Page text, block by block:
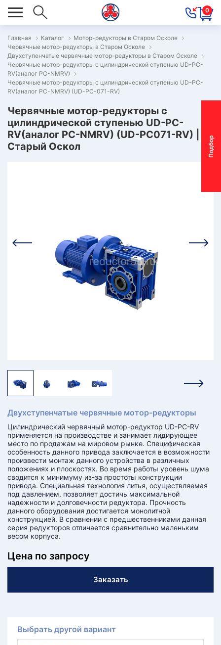
0
П
о
д
б
о
р
м
о
т
о
р
-
р
е
д
у
к
т
о
р
Главная Каталог
Мотор-редукторы в Старом Осколе
Червячные мотор-редукторы в Старом Осколе
Двухступенчатые червячные мотор-редукторы в Старом Осколе
Червячные мотор-редукторы с цилиндрической ступенью UD-PC-
RV(аналог PC-NMRV)
Червячные мотор-редукторы с цилиндрической ступенью UD-PC-
RV(аналог PC-NMRV) (UD-PC-071-RV)
Червячные мотор-редукторы с
цилиндрической ступенью UD-PC-
RV(аналог PC-NMRV) (UD-PC071-RV) |
Старый Оскол
Двухступенчатые червячные мотор-редукторы
Цилиндрический червячный мотор-редуктор UD-PC-RV
применяется на производстве и занимает лидирующее
место по продажам на мировом рынке. Специфическая
особенность данного привода заключается в возможности
произвести монтаж данного устройства в различных
положениях и плоскостях. Во время работы уровень шума
сводится к минимуму из-за простоты конструкции
привода. Специальная технология литья, осуществляемая
под давлением, позволяет достичь максимальной
надежности и долговечности редуктора. Прочность
данного оборудования достигается монолитной
конструкцией. В сравнении с предшественниками данная
серия редукторов отличается сравнительно маленьким
весом корпуса.
Цена по запросу
Заказать
Выбрать другой вариант